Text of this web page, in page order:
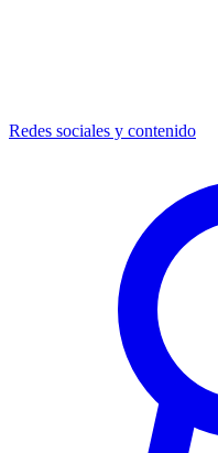
Redes sociales y contenido